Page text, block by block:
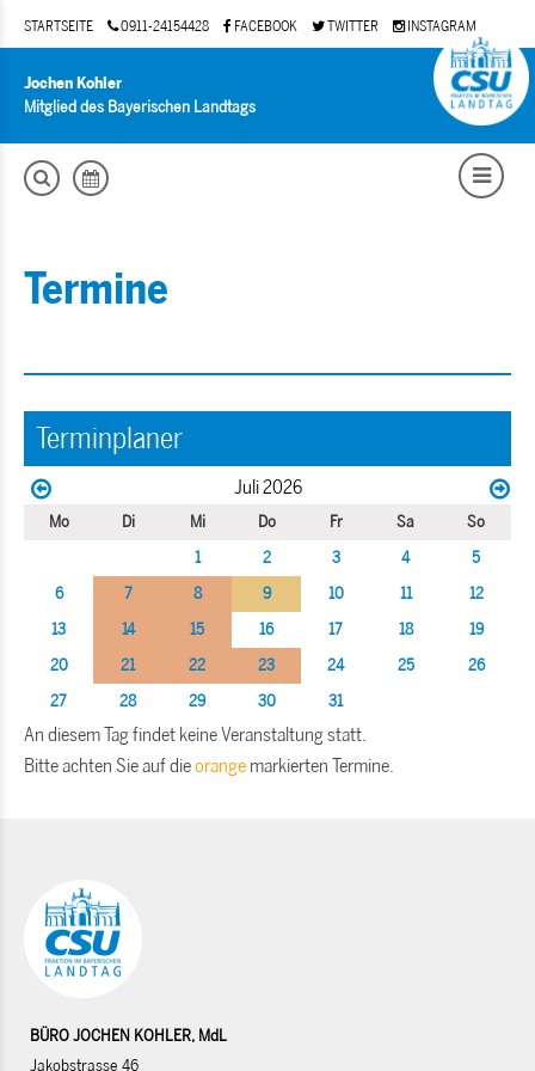
STARTSEITE 0911-24154428 FACEBOOK TWITTER INSTAGRAM
Jochen Kohler
Mitglied des Bayerischen Landtags
Termine
Terminplaner
Juli 2026
Mo Di Mi Do Fr Sa
So
1
2 3 4
5
6
7 8 9 10 11
12
13
14 15 16 17 18
19
20
21 22 23 24 25
26
27
28 29 30 31
An diesem Tag findet keine Veranstaltung statt.
Bitte achten Sie auf dieorange markierten Termine.
BÜRO JOCHEN KOHLER, MdL
Jakobstrasse 46